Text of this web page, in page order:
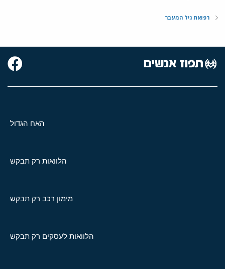
רפואת גיל המעבר
האח הגדול
הלוואות רק תבקש
מימון רכב רק תבקש
הלוואות לעסקים רק תבקש